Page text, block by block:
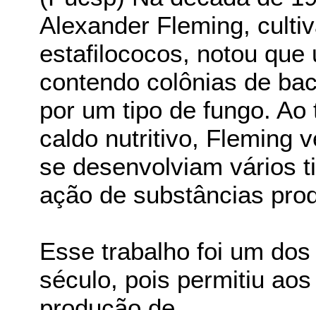
Alexander Fleming,
estafilococos, notou
contendo colônias de
por um tipo de fungo.
caldo nutritivo, Fleming
se desenvolviam vários
ação de substâncias
Esse trabalho foi um
século, pois permitiu